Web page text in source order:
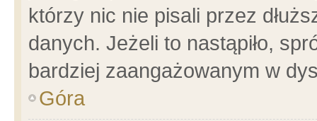
którzy nic nie pisali przez
danych. Jeżeli to nastąpiło,
bardziej zaangażowanym w
Góra